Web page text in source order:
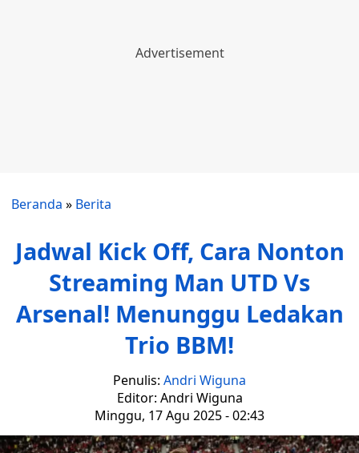
Beranda » Berita
Jadwal Kick Off, Cara Nonton
Streaming Man UTD Vs
Arsenal! Menunggu Ledakan
Trio BBM!
Penulis: Andri Wiguna
Editor: Andri Wiguna
Minggu, 17 Agu 2025 - 02:43